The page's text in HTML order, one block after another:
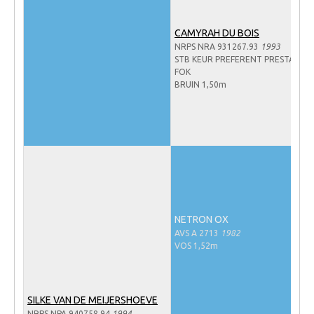
Veulenregistratie
CAMYRAH DU BOIS
NRPS NRA 931267.93
1993
STB KEUR PREFERENT PRESTATIE-
FOK
BRUIN 1,50m
SILKE VAN DE MEIJERSHOEVE
NETRON OX
AVS A 2713
1982
VOS 1,52m